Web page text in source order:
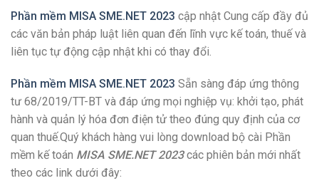
Phần mềm MISA SME.NET 2023 cập nhật Cung cấp đầy đủ
các văn bản pháp luật liên quan đến lĩnh vực kế toán, thuế và
liên tục tự động cập nhật khi có thay đổi.
Phần mềm MISA SME.NET 2023 Sẵn sàng đáp ứng thông
tư 68/2019/TT-BT và đáp ứng mọi nghiệp vụ: khởi tạo, phát
hành và quản lý hóa đơn điện tử theo đúng quy định của cơ
quan thuế.Quý khách hàng vui lòng download bộ cài Phần
mềm kế toán MISA SME.NET 2023 các phiên bản mới nhất
theo các link dưới đây: